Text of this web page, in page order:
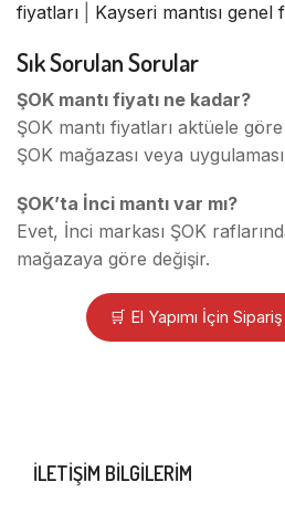
fiyatları
Kayseri mantısı genel
Sık Sorulan Sorular
ŞOK mantı fiyatı ne kadar?
ŞOK mantı fiyatları aktüele
ŞOK mağazası veya
ŞOK’ta İnci mantı var mı?
Evet, İnci markası ŞOK
mağazaya göre değişir.
🛒 El Yapımı İçin
ILETIŞIM BILGILERIM